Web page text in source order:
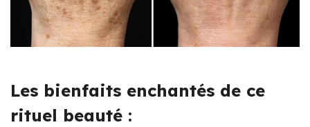
Les bienfaits enchantés de ce
rituel beauté :